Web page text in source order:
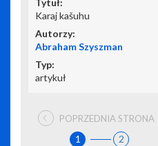
Karaj kašuhu
Abraham Szyszman
artykuł
POPRZEDNIA STRONA
1 2